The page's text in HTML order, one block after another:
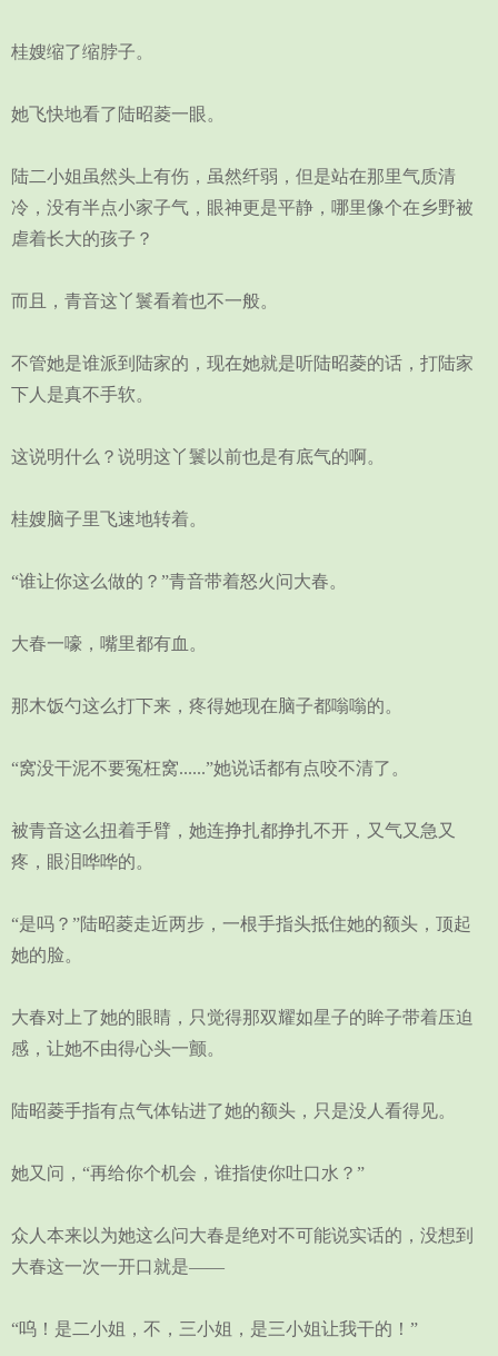
桂嫂缩了缩脖子。
她飞快地看了陆昭菱一眼。
陆二小姐虽然头上有伤，虽然纤弱，但是站在那里气质清
冷，没有半点小家子气，眼神更是平静，哪里像个在乡野被
虐着长大的孩子？
而且，青音这丫鬟看着也不一般。
不管她是谁派到陆家的，现在她就是听陆昭菱的话，打陆家
下人是真不手软。
这说明什么？说明这丫鬟以前也是有底气的啊。
桂嫂脑子里飞速地转着。
“谁让你这么做的？”青音带着怒火问大春。
大春一嚎，嘴里都有血。
那木饭勺这么打下来，疼得她现在脑子都嗡嗡的。
“窝没干泥不要冤枉窝......”她说话都有点咬不清了。
被青音这么扭着手臂，她连挣扎都挣扎不开，又气又急又
疼，眼泪哗哗的。
“是吗？”陆昭菱走近两步，一根手指头抵住她的额头，顶起
她的脸。
大春对上了她的眼睛，只觉得那双耀如星子的眸子带着压迫
感，让她不由得心头一颤。
陆昭菱手指有点气体钻进了她的额头，只是没人看得见。
她又问，“再给你个机会，谁指使你吐口水？”
众人本来以为她这么问大春是绝对不可能说实话的，没想到
大春这一次一开口就是——
“呜！是二小姐，不，三小姐，是三小姐让我干的！”